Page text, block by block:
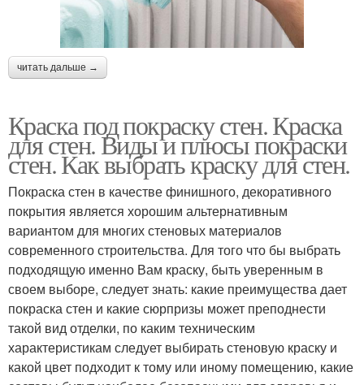
читать дальше →
Краска под покраску стен. Краска
для стен. Виды и плюсы покраски
стен. Как выбрать краску для стен.
Покраска стен в качестве финишного, декоративного
покрытия является хорошим альтернативным
вариантом для многих стеновых материалов
современного строительства. Для того что бы выбрать
подходящую именно Вам краску, быть уверенным в
своем выборе, следует знать: какие преимущества дает
покраска стен и какие сюрпризы может преподнести
такой вид отделки, по каким техническим
характеристикам следует выбирать стеновую краску и
какой цвет подходит к тому или иному помещению, какие